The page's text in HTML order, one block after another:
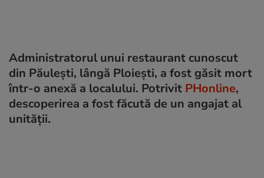
Administratorul unui restaurant cunoscut
din Păulești, lângă Ploiești, a fost găsit mort
într-o anexă a localului. Potrivit PHonline,
descoperirea a fost făcută de un angajat al
unității.